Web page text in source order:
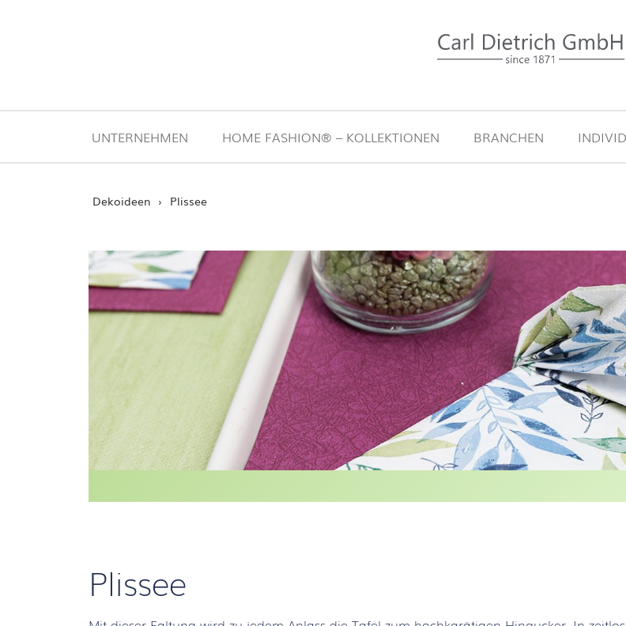
UNTERNEHMEN HOME FASHION® – KOLLEKTIONEN BRANCHEN
STARTSEITE
Dekoideen › Plissee
Plissee